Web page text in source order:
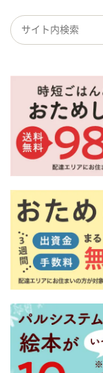
検索キーワード入力